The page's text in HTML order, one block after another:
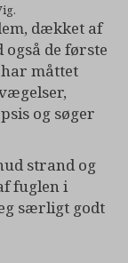
dækket af
de første
måttet
og søger
strand og
fuglen i
særligt godt